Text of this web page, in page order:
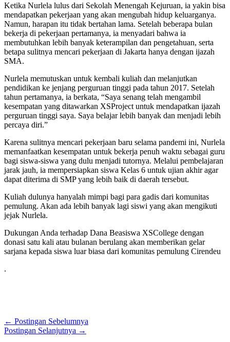
Ketika Nurlela lulus dari Sekolah Menengah Kejuruan, ia yakin bisa
mendapatkan pekerjaan yang akan mengubah hidup keluarganya.
Namun, harapan itu tidak bertahan lama. Setelah beberapa bulan
bekerja di pekerjaan pertamanya, ia menyadari bahwa ia
membutuhkan lebih banyak keterampilan dan pengetahuan, serta
betapa sulitnya mencari pekerjaan di Jakarta hanya dengan ijazah
SMA.
Nurlela memutuskan untuk kembali kuliah dan melanjutkan
pendidikan ke jenjang perguruan tinggi pada tahun 2017. Setelah
tahun pertamanya, ia berkata, “Saya senang telah mengambil
kesempatan yang ditawarkan XSProject untuk mendapatkan ijazah
perguruan tinggi saya. Saya belajar lebih banyak dan menjadi lebih
percaya diri.”
Karena sulitnya mencari pekerjaan baru selama pandemi ini, Nurlela
memanfaatkan kesempatan untuk bekerja penuh waktu sebagai guru
bagi siswa-siswa yang dulu menjadi tutornya. Melalui pembelajaran
jarak jauh, ia mempersiapkan siswa Kelas 6 untuk ujian akhir agar
dapat diterima di SMP yang lebih baik di daerah tersebut.
Kuliah dulunya hanyalah mimpi bagi para gadis dari komunitas
pemulung. Akan ada lebih banyak lagi siswi yang akan mengikuti
jejak Nurlela.
Dukungan Anda terhadap Dana Beasiswa XSCollege dengan
donasi satu kali atau bulanan berulang akan memberikan gelar
sarjana kepada siswa luar biasa dari komunitas pemulung Cirendeu
.
← Postingan Sebelumnya
Postingan Selanjutnya →